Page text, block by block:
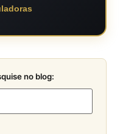
no blog: